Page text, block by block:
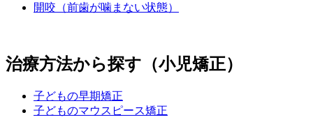
開咬（前歯が噛まない状態）
治療方法から探す（小児矯正）
子どもの早期矯正
子どものマウスピース矯正